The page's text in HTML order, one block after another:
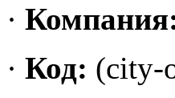
·
· Код: (city-